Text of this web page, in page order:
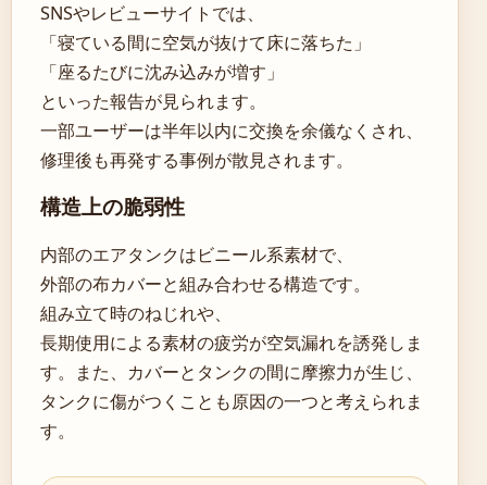
SNSやレビューサイトでは、
「寝ている間に空気が抜けて床に落ちた」
「座るたびに沈み込みが増す」
といった報告が見られます。
一部ユーザーは半年以内に交換を余儀なくされ、
修理後も再発する事例が散見されます。
構造上の脆弱性
内部のエアタンクはビニール系素材で、
外部の布カバーと組み合わせる構造です。
組み立て時のねじれや、
長期使用による素材の疲労が空気漏れを誘発しま
す。また、カバーとタンクの間に摩擦力が生じ、
タンクに傷がつくことも原因の一つと考えられま
す。